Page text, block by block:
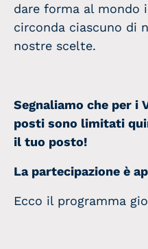
dare forma al mondo
circonda ciascuno di
nostre scelte.
Segnaliamo che per i
posti sono limitati
il tuo posto!
La partecipazione è
Ecco il programma